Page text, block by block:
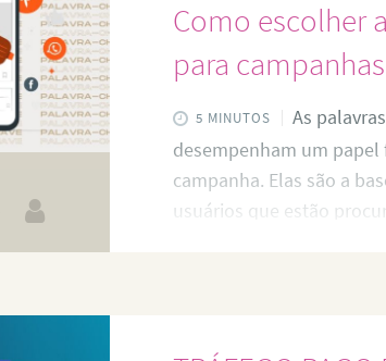
Como escolher
para
5 MINUTOS
As
desempenham um
campanha. Elas são a
usuários que estão